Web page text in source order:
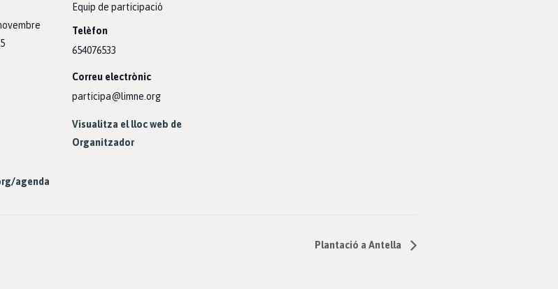
agenda
Equip de participació
Telèfon
654076533
Correu electrònic
participa@limne.org
Visualitza el lloc web de
Organitzador
Plantació a Antella